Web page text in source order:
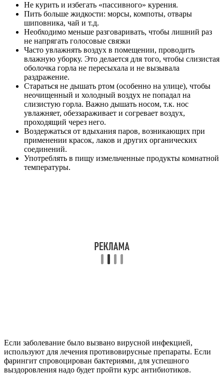
Не курить и избегать «пассивного» курения.
Пить больше жидкости: морсы, компоты, отвары
шиповника, чай и т.д.
Необходимо меньше разговаривать, чтобы лишний раз
не напрягать голосовые связки
Часто увлажнять воздух в помещении, проводить
влажную уборку. Это делается для того, чтобы слизистая
оболочка горла не пересыхала и не вызывала
раздражение.
Стараться не дышать ртом (особенно на улице), чтобы
неочищенный и холодный воздух не попадал на
слизистую горла. Важно дышать носом, т.к. нос
увлажняет, обеззараживает и согревает воздух,
проходящий через него.
Воздержаться от вдыхания паров, возникающих при
применении красок, лаков и других органических
соединений.
Употреблять в пищу измельченные продукты комнатной
температуры.
Если заболевание было вызвано вирусной инфекцией,
используют для лечения противовирусные препараты. Если
фарингит спровоцирован бактериями, для успешного
выздоровления надо будет пройти курс антибиотиков.